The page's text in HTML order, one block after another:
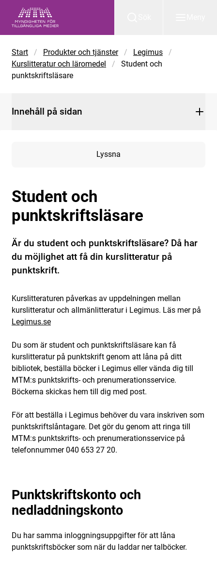
Start / Produkter och tjänster / Legimus
/
Kurslitteratur och läromedel
/
Student och
punktskriftsläsare
Lyssna
Student och
punktskriftsläsare
Är du student och punktskriftsläsare? Då har
du möjlighet att få din kurslitteratur på
punktskrift.
Kurslitteraturen påverkas av uppdelningen mellan
kurslitteratur och allmänlitteratur i Legimus. Läs mer på
Legimus.se
Du som är student och punktskriftsläsare kan få
kurslitteratur på punktskrift genom att låna på ditt
bibliotek, beställa böcker i Legimus eller vända dig till
MTM:s punktskrifts- och prenumerationsservice.
Böckerna skickas hem till dig med post.
För att beställa i Legimus behöver du vara inskriven som
punktskriftslåntagare. Det gör du genom att ringa till
MTM:s punktskrifts- och prenumerationsservice på
telefonnummer 040 653 27 20.
Punktskriftskonto och
nedladdningskonto
Du har samma inloggningsuppgifter för att låna
punktskriftsböcker som när du laddar ner talböcker.
Innehåll på sidan